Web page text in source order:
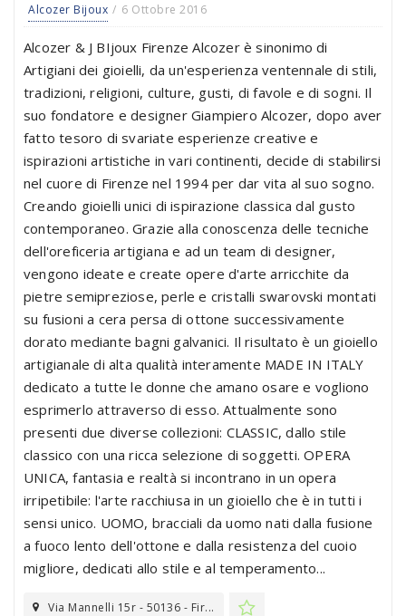
Alcozer Bijoux 6 Ottobre 2016
Alcozer & J BIjoux Firenze Alcozer è sinonimo di
Artigiani dei gioielli, da un'esperienza ventennale di stili,
tradizioni, religioni, culture, gusti, di favole e di sogni. Il
suo fondatore e designer Giampiero Alcozer, dopo aver
fatto tesoro di svariate esperienze creative e
ispirazioni artistiche in vari continenti, decide di stabilirsi
nel cuore di Firenze nel 1994 per dar vita al suo sogno.
Creando gioielli unici di ispirazione classica dal gusto
contemporaneo. Grazie alla conoscenza delle tecniche
dell'oreficeria artigiana e ad un team di designer,
vengono ideate e create opere d'arte arricchite da
pietre semipreziose, perle e cristalli swarovski montati
su fusioni a cera persa di ottone successivamente
dorato mediante bagni galvanici. Il risultato è un gioiello
artigianale di alta qualità interamente MADE IN ITALY
dedicato a tutte le donne che amano osare e vogliono
esprimerlo attraverso di esso. Attualmente sono
presenti due diverse collezioni: CLASSIC, dallo stile
classico con una ricca selezione di soggetti. OPERA
UNICA, fantasia e realtà si incontrano in un opera
irripetibile: l'arte racchiusa in un gioiello che è in tutti i
sensi unico. UOMO, bracciali da uomo nati dalla fusione
a fuoco lento dell'ottone e dalla resistenza del cuoio
migliore, dedicati allo stile e al temperamento...
Via Mannelli 15r - 50136 - Fir...